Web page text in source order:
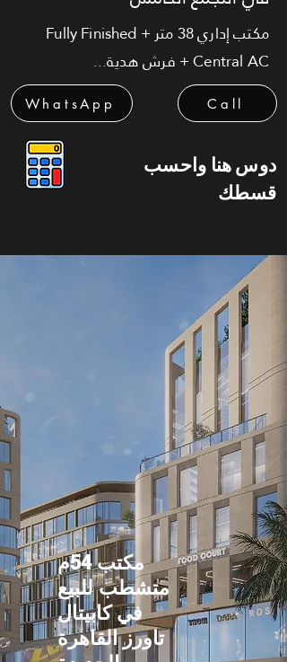
مكتب إداري 38 متر Fully Finished +
Central AC + فرش هدية...
WhatsApp Call
دوس هنا واحسب
قسطك
مكتب 54م
متشطب للبيع
في كابيتال
تاورز القاهرة